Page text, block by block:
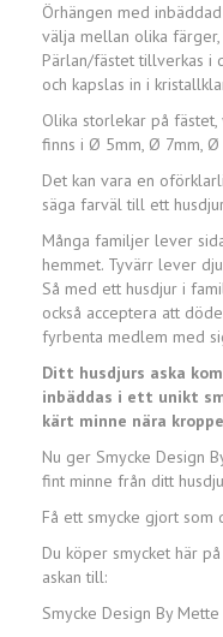
Örhängen med
välja mellan olika
Pärlan/fästet tillverkas i
och kapslas in i
Olika storlekar på
finns i Ø 5mm, Ø 7mm,
Det kan vara en
säga farväl till ett
Många familjer lever
hemmet. Tyvärr lever
Så med ett husdjur i
också acceptera att
fyrbenta medlem med
Ditt husdjurs aska
inbäddas i ett unikt
kärt minne nära
Nu ger Smycke Design
fint minne från ditt
Få ett smycke gjort som
Du köper smycket här
askan till:
Smycke Design By Mette